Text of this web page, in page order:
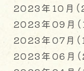
2023年10月（2
2023年09月（1
2023年07月（1
2023年06月（